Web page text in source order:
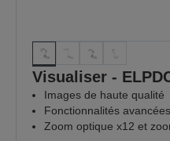
Visualiser -
Images de haute qualité
Fonctionnalités avancées
Zoom optique x12 et